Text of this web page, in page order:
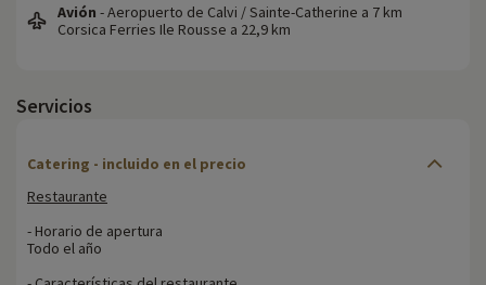
Avión - Aeropuerto de Calvi / Sainte-Catherine a 7 km
Corsica Ferries Ile Rousse a 22,9 km
Servicios
Catering - incluido en el precio
Restaurante
- Horario de apertura
Todo el año